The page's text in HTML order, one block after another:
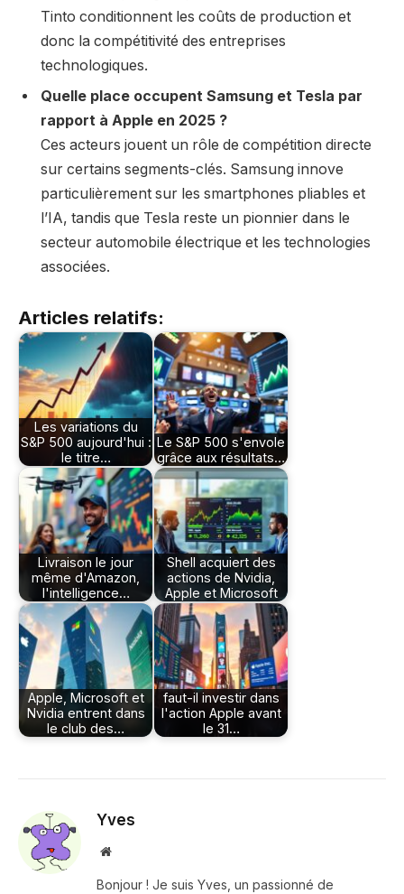
Tinto conditionnent les coûts de production et
donc la compétitivité des entreprises
technologiques.
Quelle place occupent Samsung et Tesla par
rapport à Apple en 2025 ?
Ces acteurs jouent un rôle de compétition directe
sur certains segments-clés. Samsung innove
particulièrement sur les smartphones pliables et
l’IA, tandis que Tesla reste un pionnier dans le
secteur automobile électrique et les technologies
associées.
Articles relatifs:
Les variations du
S&P 500 aujourd'hui :
le titre…
Le S&P 500 s'envole
grâce aux résultats…
Livraison le jour
même d'Amazon,
l'intelligence…
Shell acquiert des
actions de Nvidia,
Apple et Microsoft
Apple, Microsoft et
Nvidia entrent dans
le club des…
faut-il investir dans
l'action Apple avant
le 31…
Yves
Site
Bonjour ! Je suis Yves, un passionné de